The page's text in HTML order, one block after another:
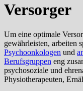
Versorger
Um eine optimale
gewährleisten, arbeiten
Psychoonkologen und
Berufsgruppen eng
psychosoziale und
Physiotherapeuten,